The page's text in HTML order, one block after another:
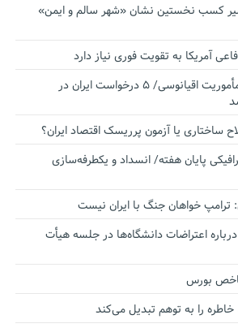
کسب نخستین نشان «شهر سالم و ایمن»
آمریکا به تقویت فوری نیاز دارد
اقتدار ناوگروه ۱۰۳ در مأموریت‌ اقیانوسی/ ۵ درخواست ایران در
ساختاری یا آزمون پرریسک اقتصاد ایران؟
پایان هفته/ انسداد و یکطرفه‌سازی
ترامپ خواهان جنگ با ایران نیست
اعتراضات دانشگاه‌ها در جلسه هیأت
خاطره را به توهم تبدیل می‌کند